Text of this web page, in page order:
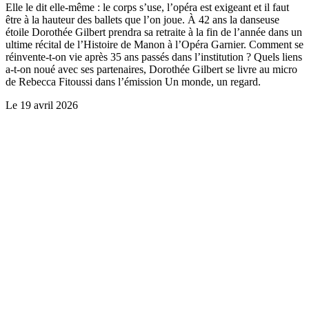
Elle le dit elle-même : le corps s’use, l’opéra est exigeant et il faut
être à la hauteur des ballets que l’on joue. À 42 ans la danseuse
étoile Dorothée Gilbert prendra sa retraite à la fin de l’année dans un
ultime récital de l’Histoire de Manon à l’Opéra Garnier. Comment se
réinvente-t-on vie après 35 ans passés dans l’institution ? Quels liens
a-t-on noué avec ses partenaires, Dorothée Gilbert se livre au micro
de Rebecca Fitoussi dans l’émission Un monde, un regard.
Le 19 avril 2026